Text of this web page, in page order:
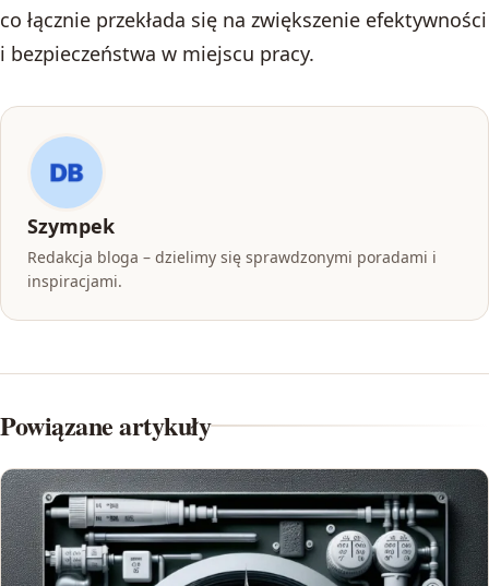
co łącznie przekłada się na zwiększenie efektywności
i bezpieczeństwa w miejscu pracy.
Szympek
Redakcja bloga – dzielimy się sprawdzonymi poradami i
inspiracjami.
Powiązane artykuły